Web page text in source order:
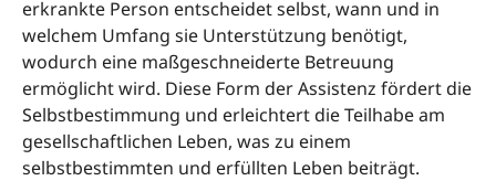
erkrankte Person entscheidet selbst, wann und in
welchem Umfang sie Unterstützung benötigt,
wodurch eine maßgeschneiderte Betreuung
ermöglicht wird. Diese Form der Assistenz fördert die
Selbstbestimmung und erleichtert die Teilhabe am
gesellschaftlichen Leben, was zu einem
selbstbestimmten und erfüllten Leben beiträgt.